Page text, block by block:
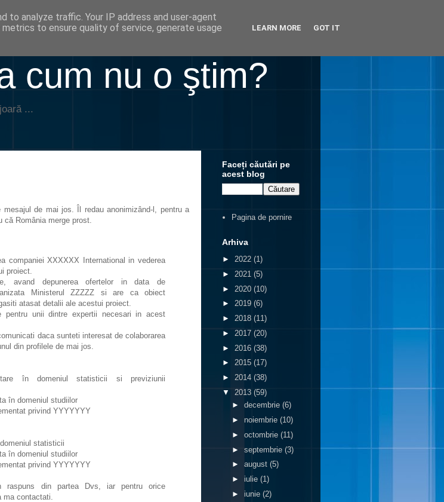
cum nu o ştim?
...
mesajul de mai jos. Îl redau anonimizând-l, pentru a
că România merge prost.
companiei XXXXXX International in vederea
proiect.
avand depunerea ofertelor in data de
Ministerul ZZZZZ si are ca obiect
atasat detalii ale acestui proiect.
pentru unii dintre expertii necesari in acest
daca sunteti interesat de colaborarea
din profilele de mai jos.
în domeniul statisticii si previziunii
în domeniul studiilor
privind YYYYYYY
statisticii
în domeniul studiilor
privind YYYYYYY
raspuns din partea Dvs, iar pentru orice
ma contactati.
Faceți căutări pe
acest blog
Pagina de pornire
Arhiva
► 2022 (1)
► 2021 (5)
► 2020 (10)
► 2019 (6)
► 2018 (11)
► 2017 (20)
► 2016 (38)
► 2015 (17)
► 2014 (38)
▼ 2013 (59)
► decembrie (6)
► noiembrie (10)
► octombrie (11)
► septembrie (3)
► august (5)
► iulie (1)
► iunie (2)
to analyze traffic. Your IP address and user-agent
to ensure quality of service, generate usage
LEARN MORE GOT IT